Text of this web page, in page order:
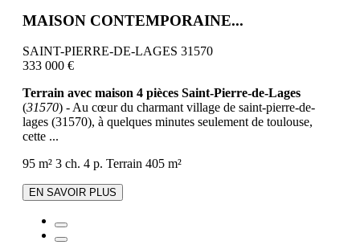
MAISON CONTEMPORAINE...
SAINT-PIERRE-DE-LAGES 31570
333 000 €
Terrain avec maison 4 pièces Saint-Pierre-de-Lages
(31570) - Au cœur du charmant village de saint-pierre-de-
lages (31570), à quelques minutes seulement de toulouse,
cette ...
95 m² 3 ch. 4 p. Terrain 405 m²
EN SAVOIR PLUS